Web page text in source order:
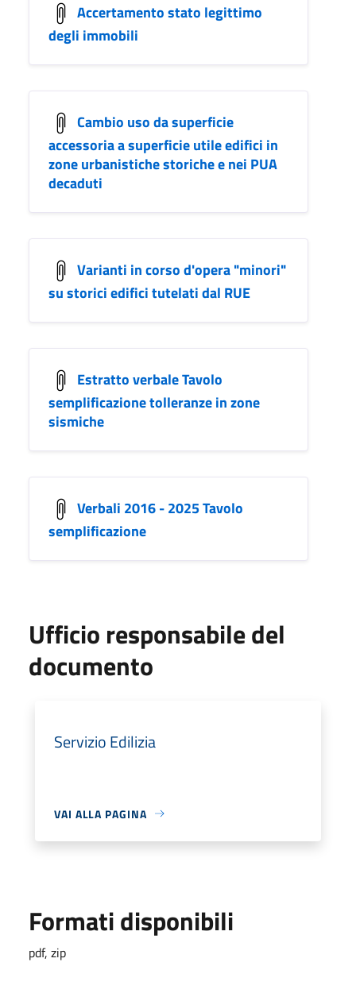
Accertamento stato legittimo
degli immobili
Cambio uso da superficie
accessoria a superficie utile edifici in
zone urbanistiche storiche e nei PUA
decaduti
Varianti in corso d'opera "minori"
su storici edifici tutelati dal RUE
Estratto verbale Tavolo
semplificazione tolleranze in zone
sismiche
Verbali 2016 - 2025 Tavolo
semplificazione
Ufficio responsabile del
documento
Servizio Edilizia
VAI ALLA PAGINA
Formati disponibili
pdf, zip